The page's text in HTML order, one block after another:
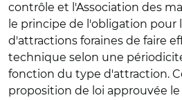
contrôle et l'Association des
le principe de l'obligation pour
d'attractions foraines de faire
technique selon une
fonction du type d'attraction.
proposition de loi approuvée